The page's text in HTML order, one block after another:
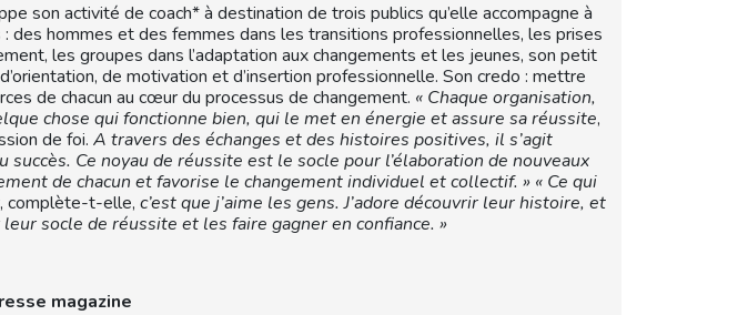
son activité de coach* à destination de trois publics qu’elle accompagne à
des hommes et des femmes dans les transitions professionnelles, les prises
les groupes dans l’adaptation aux changements et les jeunes, son petit
de motivation et d’insertion professionnelle. Son credo : mettre
de chacun au cœur du processus de changement. « Chaque organisation,
chose qui fonctionne bien, qui le met en énergie et assure sa réussite,
de foi. A travers des échanges et des histoires positives, il s’agit
succès. Ce noyau de réussite est le socle pour l’élaboration de nouveaux
de chacun et favorise le changement individuel et collectif. » « Ce qui
, complète-t-elle, c’est que j’aime les gens. J’adore découvrir leur histoire, et
leur socle de réussite et les faire gagner en confiance. »
magazine